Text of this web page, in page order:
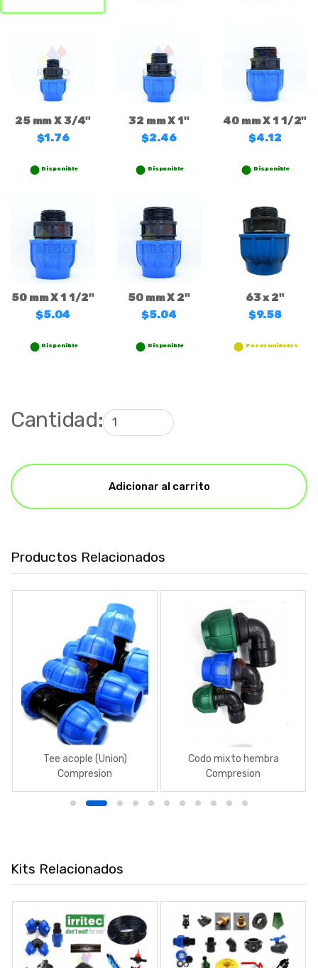
25 mm X 3/4"
$1.76
Disponible
32 mm X 1"
$2.46
Disponible
40 mm X 1 1/2"
$4.12
Disponible
50 mm X 1 1/2"
$5.04
Disponible
50 mm X 2"
$5.04
Disponible
63 x 2"
$9.58
Pocas unidades
Cantidad:
Adicionar al carrito
Productos Relacionados
Tee acople (Union)
Compresion
Codo mixto hembra
Compresion
Kits Relacionados